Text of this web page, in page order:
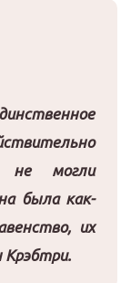
не могли
была как-
их
Крэбтри.